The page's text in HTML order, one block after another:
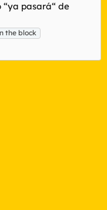
pasará“ de
the block